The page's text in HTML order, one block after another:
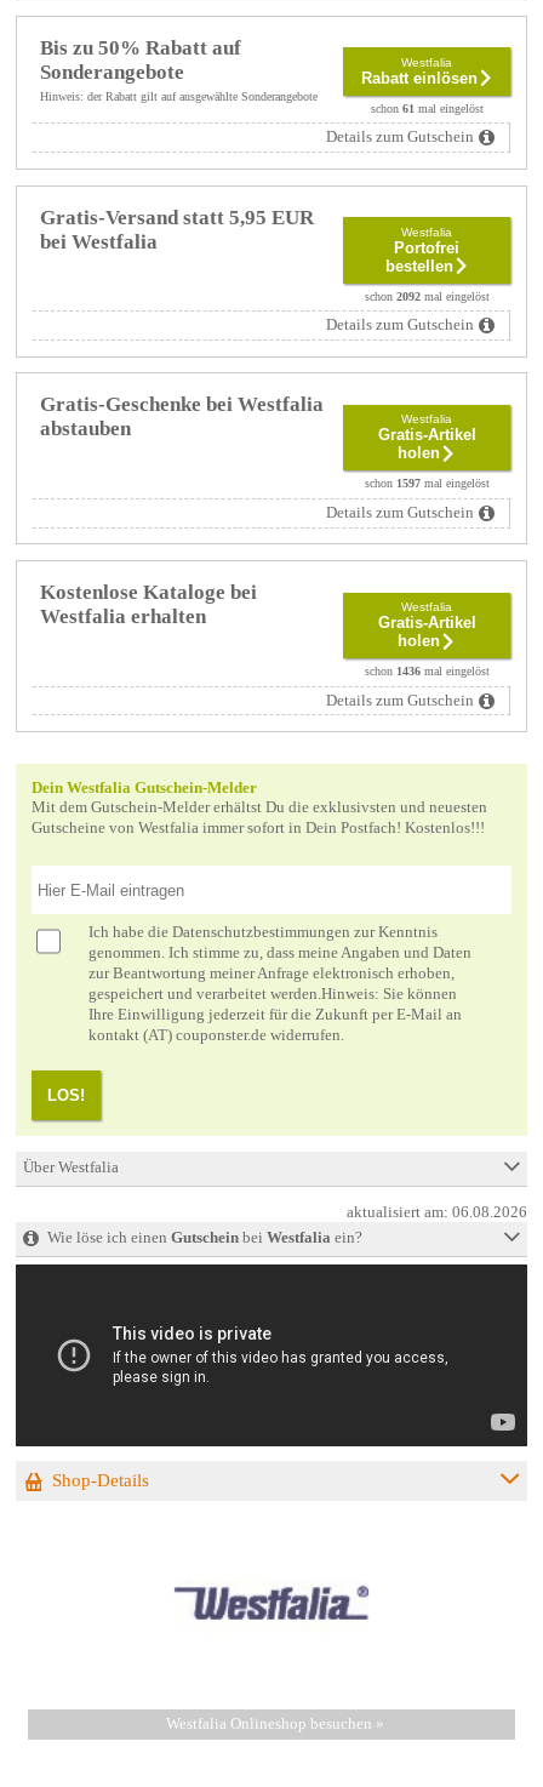
Bis zu 50% Rabatt auf
Sonderangebote
Hinweis: der Rabatt gilt auf ausgewählte Sonderangebote
Westfalia
Rabatt einlösen
schon 61 mal eingelöst
Details zum Gutschein
Gratis-Versand statt 5,95 EUR
bei Westfalia
Westfalia
Portofrei
bestellen
schon 2092mal eingelöst
Details zum Gutschein
Gratis-Geschenke bei Westfalia
abstauben
Westfalia
Gratis-Artikel
holen
schon 1597mal eingelöst
Details zum Gutschein
Kostenlose Kataloge bei
Westfalia erhalten
Westfalia
Gratis-Artikel
holen
schon 1436mal eingelöst
Details zum Gutschein
Dein Westfalia Gutschein-Melder
Mit dem Gutschein-Melder erhältst Du die exklusivsten und neuesten
Gutscheine von Westfalia immer sofort in Dein Postfach! Kostenlos!!!
Ich habe die Datenschutzbestimmungen zur Kenntnis
genommen. Ich stimme zu, dass meine Angaben und Daten
zur Beantwortung meiner Anfrage elektronisch erhoben,
gespeichert und verarbeitet werden.Hinweis: Sie können
Ihre Einwilligung jederzeit für die Zukunft per E-Mail an
kontakt (AT) couponster.de widerrufen.
LOS!
Über Westfalia
aktualisiert am:06.08.2026
Wie löse ich einen Gutscheinbei Westfalia ein?
Shop-Details
Westfalia Onlineshop besuchen »